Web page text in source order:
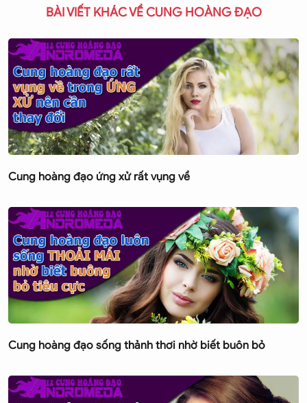
BÀI VIẾT KHÁC VỀ CUNG HOÀNG ĐẠO
Cung hoàng đạo ứng xử rất vụng về
Cung hoàng đạo sống thảnh thơi nhờ biết buôn bỏ